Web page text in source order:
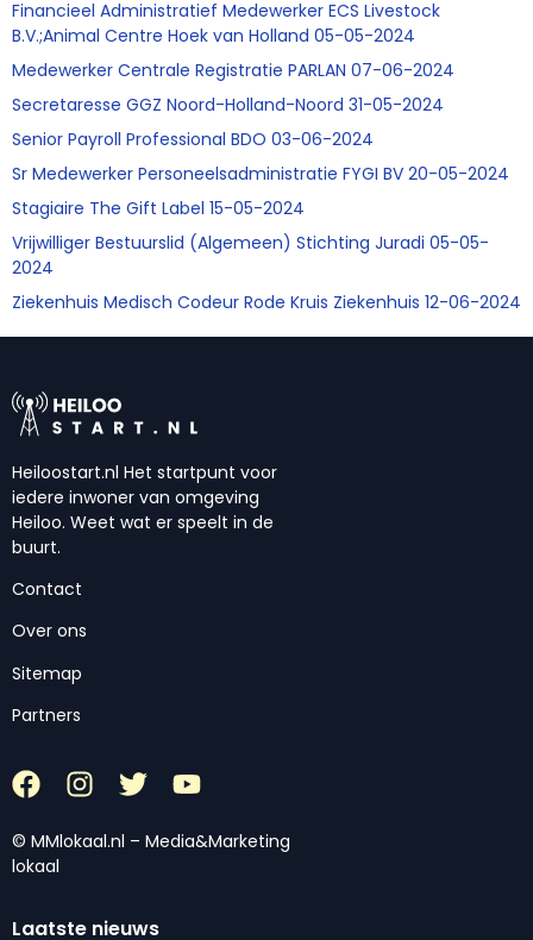
Financieel Administratief Medewerker ECS Livestock
B.V.;Animal Centre Hoek van Holland 05-05-2024
Medewerker Centrale Registratie PARLAN 07-06-2024
Secretaresse GGZ Noord-Holland-Noord 31-05-2024
Senior Payroll Professional BDO 03-06-2024
Sr Medewerker Personeelsadministratie FYGI BV 20-05-2024
Stagiaire The Gift Label 15-05-2024
Vrijwilliger Bestuurslid (Algemeen) Stichting Juradi 05-05-
2024
Ziekenhuis Medisch Codeur Rode Kruis Ziekenhuis 12-06-2024
Heiloostart.nl Het startpunt voor
iedere inwoner van omgeving
Heiloo. Weet wat er speelt in de
buurt.
Contact
Over ons
Sitemap
Partners
© MMlokaal.nl – Media&Marketing
lokaal
Laatste nieuws